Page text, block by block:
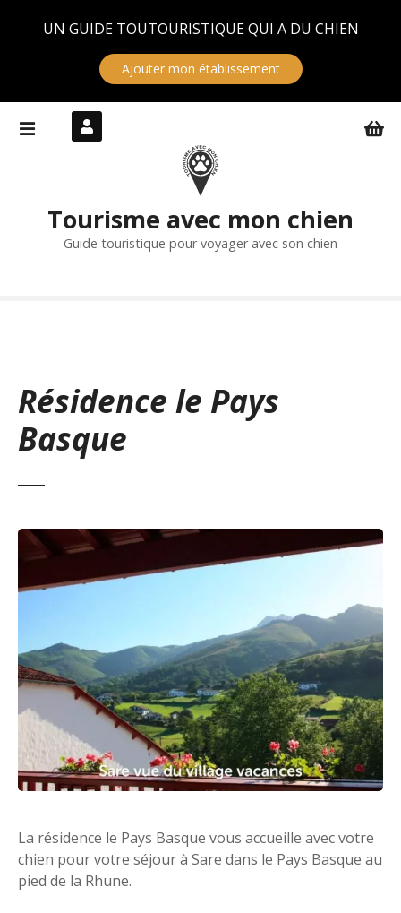
UN GUIDE TOUTOURISTIQUE QUI A DU CHIEN
Ajouter mon établissement
Tourisme avec mon chien
Guide touristique pour voyager avec son chien
Résidence le Pays
Basque
La résidence le Pays Basque vous accueille avec votre
chien pour votre séjour à Sare dans le Pays Basque au
pied de la Rhune.